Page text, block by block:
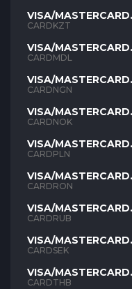
VISA/MASTERCARD
KZT
CARDKZT
VISA/MASTERCARD
MDL
CARDMDL
VISA/MASTERCARD
NGN
CARDNGN
VISA/MASTERCARD
NOK
CARDNOK
VISA/MASTERCARD
PLN
CARDPLN
VISA/MASTERCARD
RON
CARDRON
VISA/MASTERCARD
RUB
CARDRUB
VISA/MASTERCARD
SEK
CARDSEK
VISA/MASTERCARD
THB
CARDTHB